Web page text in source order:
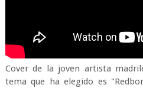
Cover de la joven artista
tema que ha elegido es